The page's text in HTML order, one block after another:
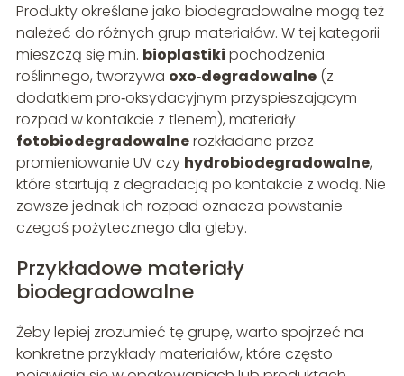
Produkty określane jako biodegradowalne mogą też
należeć do różnych grup materiałów. W tej kategorii
mieszczą się m.in. bioplastiki pochodzenia
roślinnego, tworzywa oxo‑degradowalne(z
dodatkiem pro‑oksydacyjnym przyspieszającym
rozpad w kontakcie z tlenem), materiały
fotobiodegradowalnerozkładane przez
promieniowanie UV czy hydrobiodegradowalne,
które startują z degradacją po kontakcie z wodą. Nie
zawsze jednak ich rozpad oznacza powstanie
czegoś pożytecznego dla gleby.
Przykładowe materiały
biodegradowalne
Żeby lepiej zrozumieć tę grupę, warto spojrzeć na
konkretne przykłady materiałów, które często